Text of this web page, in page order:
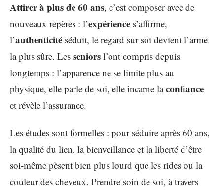
Attirer à plus de 60 ans, c’est composer avec de
nouveaux repères : l’expérience s’affirme,
l’authenticité séduit, le regard sur soi devient l’arme
la plus sûre. Les seniors l’ont compris depuis
longtemps : l’apparence ne se limite plus au
physique, elle parle de soi, elle incarne laconfiance
et révèle l’assurance.
Les études sont formelles : pour séduire après 60 ans,
la qualité du lien, la bienveillance et la liberté d’être
soi-même pèsent bien plus lourd que les rides ou la
couleur des cheveux. Prendre soin de soi, à travers